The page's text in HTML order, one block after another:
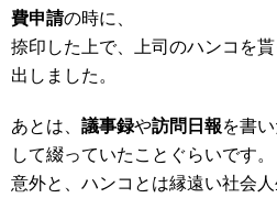
費申請の時に、
捺印した上で、上司のハンコを
出しました。
あとは、 議事録や訪問日報を書
して綴っていたことぐらいです。
意外と、ハンコとは縁遠い社会